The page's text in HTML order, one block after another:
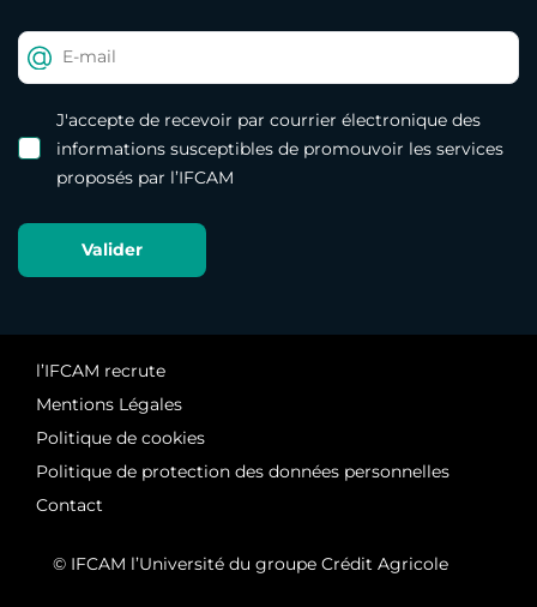
J'accepte de recevoir par courrier électronique des
informations susceptibles de promouvoir les services
proposés par l’IFCAM
l’IFCAM recrute
Mentions Légales
Politique de cookies
Politique de protection des données personnelles
Contact
© IFCAM l’Université du groupe Crédit Agricole